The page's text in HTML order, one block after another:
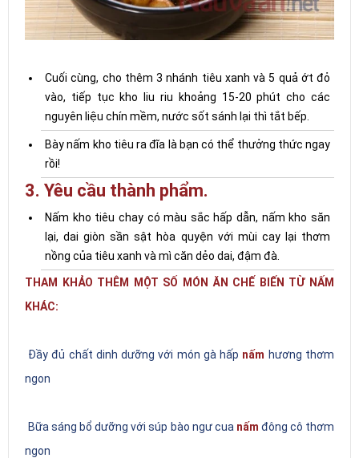
Cuối cùng, cho thêm 3 nhánh tiêu xanh và 5 quả ớt đỏ
vào, tiếp tục kho liu riu khoảng 15-20 phút cho các
nguyên liệu chín mềm, nước sốt sánh lại thì tắt bếp.
Bày nấm kho tiêu ra đĩa là bạn có thể thưởng thức ngay
rồi!
3. Yêu cầu thành phẩm.
Nấm kho tiêu chay có màu sắc hấp dẫn, nấm kho săn
lại, dai giòn sần sật hòa quyện với mùi cay lại thơm
nồng của tiêu xanh và mì căn dẻo dai, đậm đà.
THAM KHẢO THÊM MỘT SỐ MÓN ĂN CHẾ BIẾN TỪ NẤM
KHÁC:
Đầy đủ chất dinh dưỡng với món gà hấp nấm hương thơm
ngon
Bữa sáng bổ dưỡng với súp bào ngư cua nấm đông cô thơm
ngon